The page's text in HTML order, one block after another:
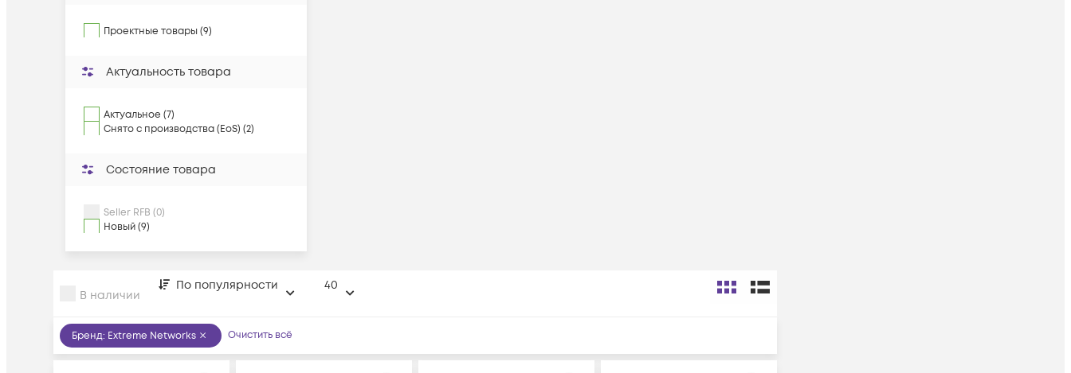
Проектные товары (9)
Актуальность товара
Актуальное (7)
Снято с производства (EoS) (2)
Состояние товара
Seller RFB (0)
Новый (9)
В наличии
По популярности 40
Бренд: Extreme Networks Очистить всё